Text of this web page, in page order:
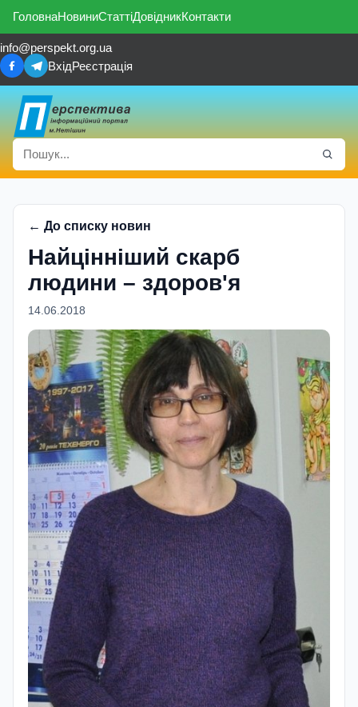
ГоловнаНовиниСтаттіДовідникКонтакти
info@perspekt.org.ua
ВхідРеєстрація
← До списку новин
Найцiннiший скарб
людини – здоров'я
14.06.2018